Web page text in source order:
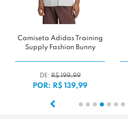
Camiseta Adidas Training
Supply Fashion Bunny
DE:R$ 199,99
POR: R$ 139,99